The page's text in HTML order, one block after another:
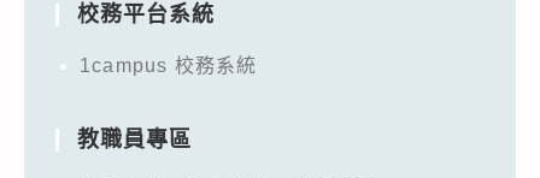
校務平台系統
1campus 校務系統
教職員專區